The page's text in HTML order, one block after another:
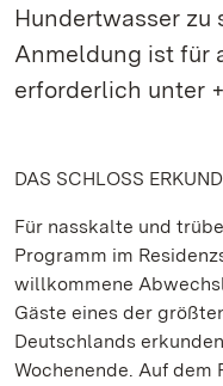
Hundertwasser zu
Anmeldung ist für
erforderlich unter
DAS SCHLOSS
Für nasskalte und
Programm im
willkommene
Gäste eines der
Deutschlands
Wochenende. Auf dem